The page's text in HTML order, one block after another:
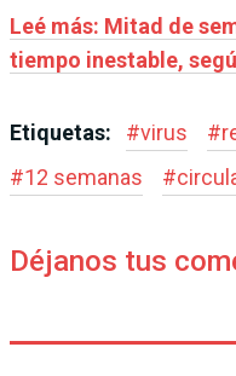
Leé más: Mitad de
tiempo inestable,
Etiquetas: #virus #
#12 semanas #
Déjanos tus